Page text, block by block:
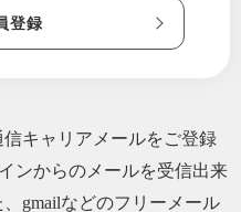
登録
キャリアメールをご登録
ンからのメールを受信出来
gmailなどのフリーメール